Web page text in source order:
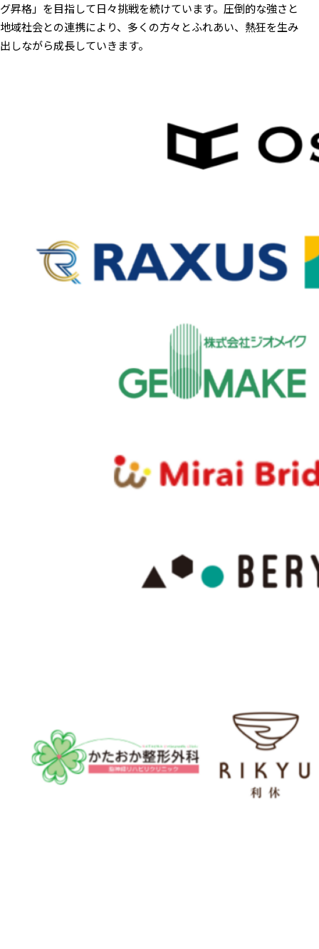
グ昇格」を目指して日々挑戦を続けています。圧倒的な強さと
地域社会との連携により、多くの方々とふれあい、熱狂を生み
出しながら成長していきます。